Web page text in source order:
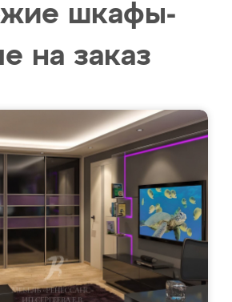
шкафы-
на заказ